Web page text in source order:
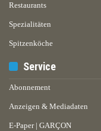
Restaurants
Spezialitäten
Spitzenköche
Service
Abonnement
Anzeigen & Mediadaten
E-Paper | GARÇON